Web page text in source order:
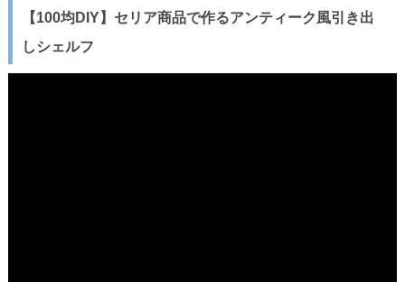
【100均DIY】セリア商品で作るアンティーク風引き出
しシェルフ